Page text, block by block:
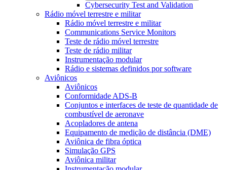
Cybersecurity Test and Validation
Rádio móvel terrestre e militar
Rádio móvel terrestre e militar
Communications Service Monitors
Teste de rádio móvel terrestre
Teste de rádio militar
Instrumentação modular
Rádio e sistemas definidos por software
Aviônicos
Aviônicos
Conformidade ADS-B
Conjuntos e interfaces de teste de quantidade de
combustível de aeronave
Acopladores de antena
Equipamento de medição de distância (DME)
Aviônica de fibra óptica
Simulação GPS
Aviônica militar